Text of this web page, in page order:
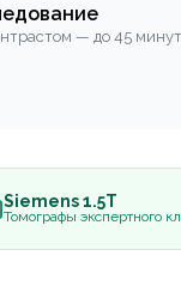
— до 45
Siemens 1.5Т
Томографы экспертного